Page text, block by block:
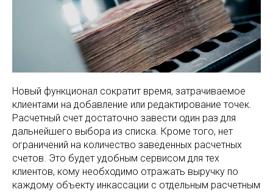
Новый функционал сократит время, затрачиваемое
клиентами на добавление или редактирование точек.
Расчетный счет достаточно завести один раз для
дальнейшего выбора из списка. Кроме того, нет
ограничений на количество заведенных расчетных
счетов. Это будет удобным сервисом для тех
клиентов, кому необходимо отражать выручку по
каждому объекту инкассации с отдельным расчетным